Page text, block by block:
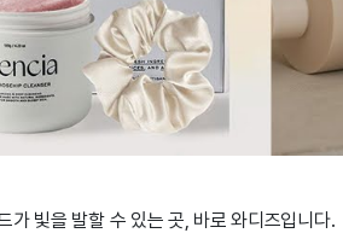
가 빛을 발할 수 있는 곳, 바로 와디즈입니다.